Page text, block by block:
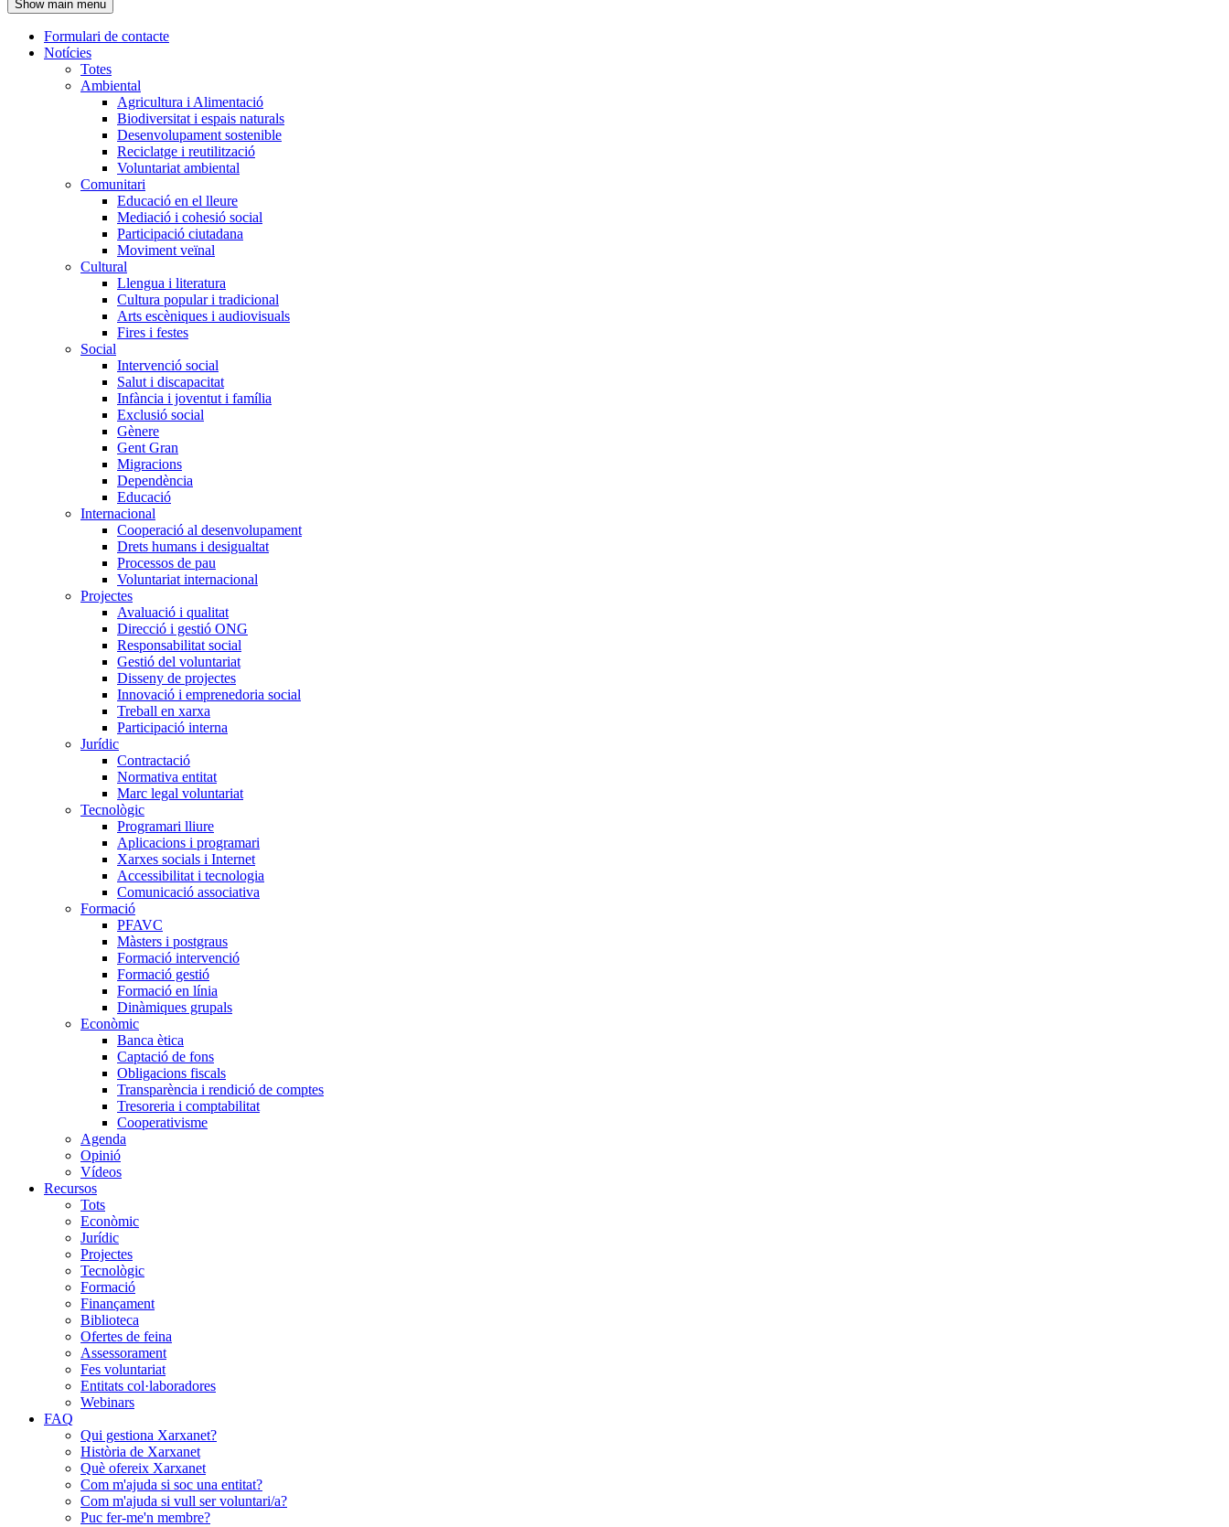
l'encapçalament
Show main menu
Navegació
principal
Formulari de contacte
Notícies
Totes
Ambiental
Agricultura i Alimentació
Biodiversitat i espais naturals
Desenvolupament sostenible
Reciclatge i reutilització
Voluntariat ambiental
Comunitari
Educació en el lleure
Mediació i cohesió social
Participació ciutadana
Moviment veïnal
Cultural
Llengua i literatura
Cultura popular i tradicional
Arts escèniques i audiovisuals
Fires i festes
Social
Intervenció social
Salut i discapacitat
Infància i joventut i família
Exclusió social
Gènere
Gent Gran
Migracions
Dependència
Educació
Internacional
Cooperació al desenvolupament
Drets humans i desigualtat
Processos de pau
Voluntariat internacional
Projectes
Avaluació i qualitat
Direcció i gestió ONG
Responsabilitat social
Gestió del voluntariat
Disseny de projectes
Innovació i emprenedoria social
Treball en xarxa
Participació interna
Jurídic
Contractació
Normativa entitat
Marc legal voluntariat
Tecnològic
Programari lliure
Aplicacions i programari
Xarxes socials i Internet
Accessibilitat i tecnologia
Comunicació associativa
Formació
PFAVC
Màsters i postgraus
Formació intervenció
Formació gestió
Formació en línia
Dinàmiques grupals
Econòmic
Banca ètica
Captació de fons
Obligacions fiscals
Transparència i rendició de comptes
Tresoreria i comptabilitat
Cooperativisme
Agenda
Opinió
Vídeos
Recursos
Tots
Econòmic
Jurídic
Projectes
Tecnològic
Formació
Finançament
Biblioteca
Ofertes de feina
Assessorament
Fes voluntariat
Entitats col·laboradores
Webinars
FAQ
Qui gestiona Xarxanet?
Història de Xarxanet
Què ofereix Xarxanet
Com m'ajuda si soc una entitat?
Com m'ajuda si vull ser voluntari/a?
Puc fer-me'n membre?